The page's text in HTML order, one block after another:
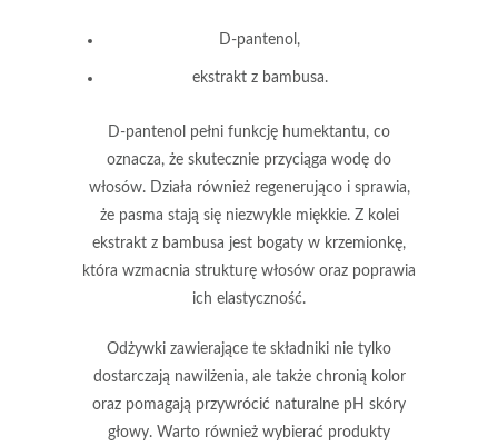
D-pantenol ,
ekstrakt z bambusa.
D-pantenol pełni funkcję humektantu, co
oznacza, że skutecznie przyciąga wodę do
włosów. Działa również regenerująco i sprawia,
że pasma stają się niezwykle miękkie. Z kolei
ekstrakt z bambusa jest bogaty w krzemionkę,
która wzmacnia strukturę włosów oraz poprawia
ich elastyczność.
Odżywki zawierające te składniki nie tylko
dostarczają nawilżenia, ale także chronią kolor
oraz pomagają przywrócić naturalne pH skóry
głowy. Warto również wybierać produkty